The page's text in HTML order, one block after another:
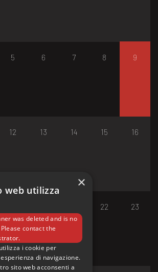
5 6 7 8 9
12 13 14 15 16
22 23
×
web utilizza
was deleted and is no
contact the
i cookie per
di navigazione.
sito web acconsenti a